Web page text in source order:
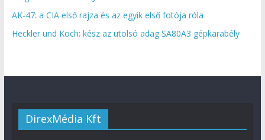
AK-47: a CIA első rajza és az egyik első fotója róla
Heckler und Koch: kész az utolsó adag SA80A3 gépkarabély
DirexMédia Kft